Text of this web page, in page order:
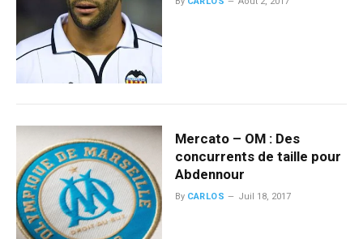
Mercato – OM : Des
concurrents de taille pour
Abdennour
By CARLOS Juil 18, 2017